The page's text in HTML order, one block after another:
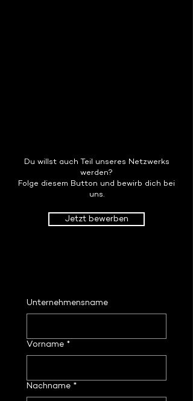
Du willst auch Teil unseres Netzwerks
werden?
Folge diesem Button und bewirb dich bei
uns.
Jetzt bewerben
Unternehmensname
Vorname *
Nachname *